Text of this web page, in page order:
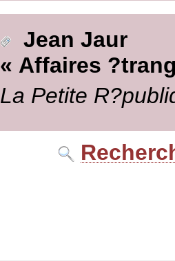
Jean Jaur
« Affaires
La Petite